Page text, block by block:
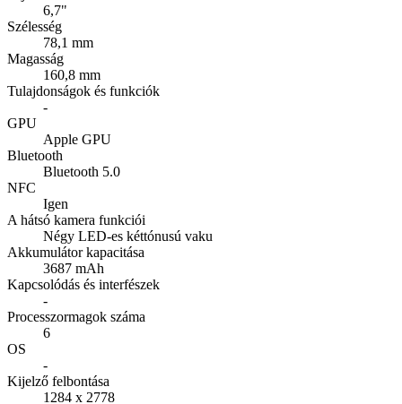
6,7"
Szélesség
78,1 mm
Magasság
160,8 mm
Tulajdonságok és funkciók
-
GPU
Apple GPU
Bluetooth
Bluetooth 5.0
NFC
Igen
A hátsó kamera funkciói
Négy LED-es kéttónusú vaku
Akkumulátor kapacitása
3687 mAh
Kapcsolódás és interfészek
-
Processzormagok száma
6
OS
-
Kijelző felbontása
1284 x 2778